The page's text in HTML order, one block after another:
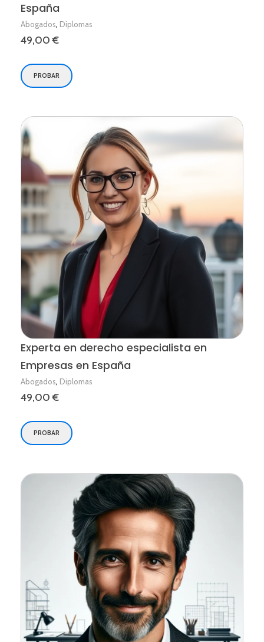
España
Abogados, Diplomas
49,00€
PROBAR
Experta en derecho especialista en
Empresas en España
Abogados, Diplomas
49,00€
PROBAR